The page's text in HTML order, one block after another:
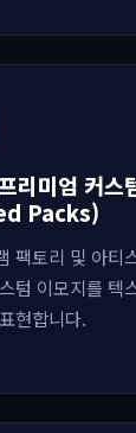
리미엄 커
Packs)
팩토리 및 아티
텀 이모지를 텍
현합니다.